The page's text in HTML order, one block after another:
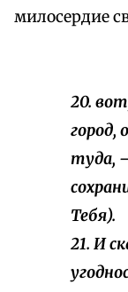
милосердие
20.
город,
туда,
Тебя).
21. И